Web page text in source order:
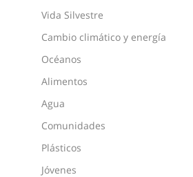
Vida Silvestre
Cambio climático y energía
Océanos
Alimentos
Agua
Comunidades
Plásticos
Jóvenes